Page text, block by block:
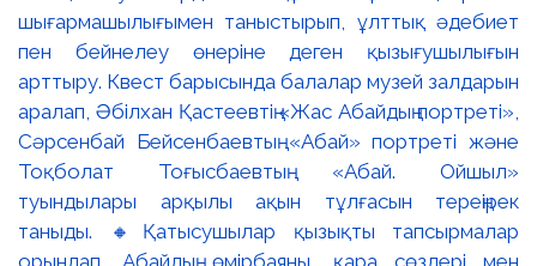
шығармашылығымен таныстырып, ұлттық әдебиет
пен бейнелеу өнеріне деген қызығушылығын
арттыру. Квест барысында балалар музей залдарын
аралап, Әбілхан Қастеевтің «Жас Абайдың портреті»,
Сәрсенбай Бейсенбаевтың «Абай» портреті және
Тоқболат Тоғысбаевтың «Абай. Ойшыл»
туындылары арқылы ақын тұлғасын тереңірек
таныды. 🔸Қатысушылар қызықты тапсырмалар
орындап, Абайдың өмірбаяны, қара сөздері мен